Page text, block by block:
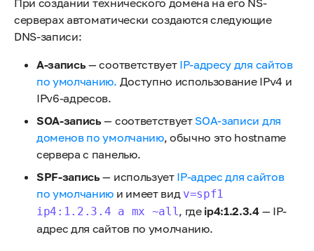
При создании технического домена на его NS-
серверах автоматически создаются следующие
DNS-записи:
А-запись— соответствует IP-адресу для сайтов
по умолчанию. Доступно использование IPv4 и
IPv6-адресов.
SOA-запись — соответствует SOA-записи для
доменов по умолчанию, обычно это hostname
сервера с панелью.
SPF-запись — использует IP-адрес для сайтов
по умолчанию и имеет вид v=spf1
ip4:1.2.3.4 a mx ~all, где ip4:1.2.3.4— IP-
адрес для сайтов по умолчанию.